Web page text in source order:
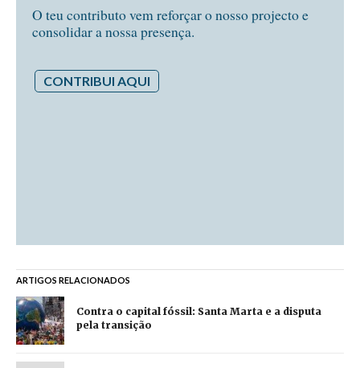
O teu contributo vem reforçar o nosso projecto e
consolidar a nossa presença.
CONTRIBUI AQUI
ARTIGOS RELACIONADOS
Contra o capital fóssil: Santa Marta e a disputa
pela transição